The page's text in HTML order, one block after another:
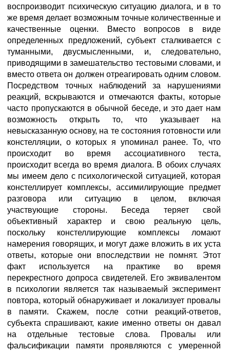
воспроизводит психическую ситуацию диалога, и в то
же время делает возможным точные количественные и
качественные оценки. Вместо вопросов в виде
определенных предложений, субъект сталкивается с
туманными, двусмысленными, и, следовательно,
приводящими в замешательство тестовыми словами, и
вместо ответа он должен отреагировать одним словом.
Посредством точных наблюдений за нарушениями
реакций, вскрываются и отмечаются факты, которые
часто пропускаются в обычной беседе, и это дает нам
возможность открыть то, что указывает на
невысказанную основу, на те состояния готовности или
констелляции, о которых я упоминал ранее. То, что
происходит во время ассоциативного теста,
происходит всегда во время диалога. В обоих случаях
мы имеем дело с психологической ситуацией, которая
констеллирует комплексы, ассимилирующие предмет
разговора или ситуацию в целом, включая
участвующие стороны. Беседа теряет свой
объективный характер и свою реальную цель,
поскольку констеллирующие комплексы ломают
намерения говорящих, и могут даже вложить в их уста
ответы, которые они впоследствии не помнят. Этот
факт используется на практике во время
перекрестного допроса свидетелей. Его эквивалентом
в психологии является так называемый эксперимент
повтора, который обнаруживает и локализует провалы
в памяти. Скажем, после сотни реакций-ответов,
субъекта спрашивают, какие именно ответы он давал
на отдельные тестовые слова. Провалы или
фальсификации памяти проявляются с умеренной